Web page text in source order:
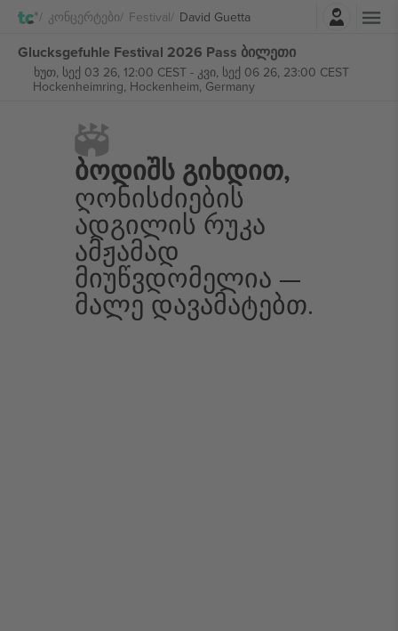
Კონცერტები Festival David Guetta
შესვლა
Glucksgefuhle Festival 2026 Pass ბილეთი
ხუთ, სექ 03 26, 12:00 CEST- კვი, სექ 06 26, 23:00 CEST
Hockenheimring, Hockenheim, Germany
Ბოდიშს Გიხდით,
Ღონისძიების
Ადგილის Რუკა
Ამჟამად
Მიუწვდომელია —
Მალე Დავამატებთ.